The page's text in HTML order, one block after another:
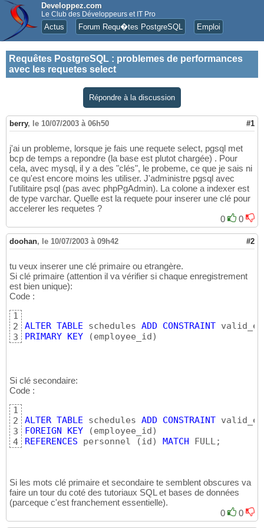
Developpez.com
Le Club des Développeurs et IT Pro
Actus Forum Requ�tes PostgreSQL Emploi
Requêtes PostgreSQL : problemes de performances
avec les requetes select
Répondre à la discussion
berry, le 10/07/2003 à 06h50 #1
j'ai un probleme, lorsque je fais une requete select, pgsql met
bcp de temps a repondre (la base est plutot chargée) . Pour
cela, avec mysql, il y a des "clés", le probeme, ce que je sais ni
ce qu'est encore moins les utiliser. J'administre pgsql avec
l'utilitaire psql (pas avec phpPgAdmin). La colone a indexer est
de type varchar. Quelle est la requete pour inserer une clé pour
accelerer les requetes ?
0
0
doohan, le 10/07/2003 à 09h42 #2
tu veux inserer une clé primaire ou etrangère.
Si clé primaire (attention il va vérifier si chaque enregistrement
est bien unique):
Code :
1
2
3
ALTER TABLE schedules ADD
CONSTRAINT
PRIMARY
KEY (employee_id )
Si clé secondaire:
Code :
1
2
3
4
ALTER TABLE schedules ADD
CONSTRAINT
FOREIGN
KEY (employee_id )
REFERENCES personnel (id ) MATCH FULL;
Si les mots clé primaire et secondaire te semblent obscures va
faire un tour du coté des tutoriaux SQL et bases de données
(parceque c'est franchement essentielle).
0
0